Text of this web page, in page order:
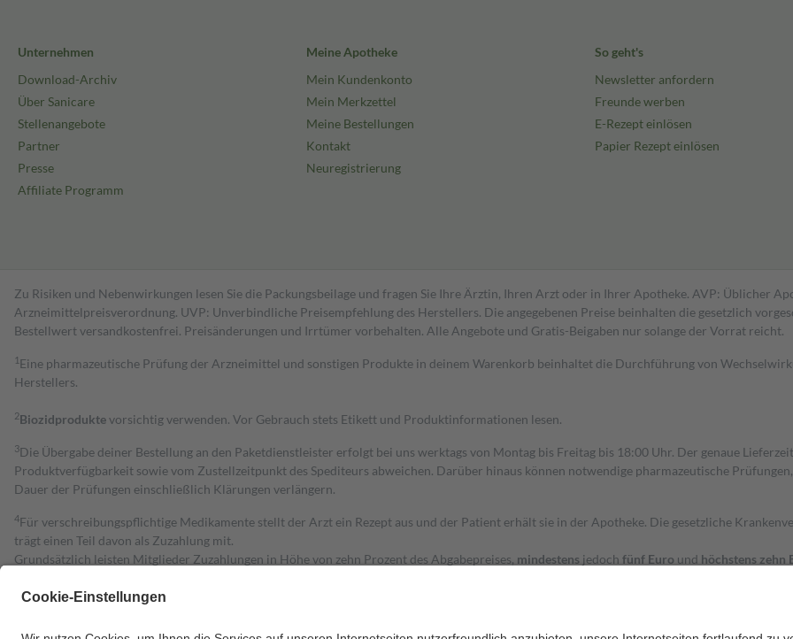
Unternehmen
Download-Archiv
Über Sanicare
Stellenangebote
Partner
Presse
Affiliate Programm
Meine Apotheke
Mein Kundenkonto
Mein Merkzettel
Meine Bestellungen
Kontakt
Neuregistrierung
So geht's
Newsletter anfordern
Freunde werben
E-Rezept einlösen
Papier Rezept einlösen
Zu Risiken und Nebenwirkungen lesen Sie die Packungsbeilage und fragen Sie Ihre Ärztin, Ihren Arzt oder in Ihrer Apotheke. AVP: Üblicher
Arzneimittelpreisverordnung. UVP: Unverbindliche Preisempfehlung des Herstellers. Die angegebenen Preise beinhalten die gesetzlich
Bestell­wert versand­kosten­frei. Preisänderungen und Irrtümer vorbehalten. Alle Angebote und Gratis-Beigaben nur solange der Vorrat reicht.
1 Eine pharmazeutische Prüfung der Arzneimittel und sonstigen Produkte in deinem Warenkorb beinhaltet die Durchführung von
Herstellers.
2Biozidproduktevorsichtig verwenden. Vor Gebrauch stets Etikett und Produktinformationen lesen.
3Die Übergabe deiner Bestellung an den Paketdienstleister erfolgt bei uns werktags von Montag bis Freitag bis 18:00 Uhr. Der genaue
Produktverfügbarkeit sowie vom Zustellzeitpunkt des Spediteurs abweichen. Darüber hinaus können notwendige pharmazeutische
Dauer der Prüfungen einschließlich Klärungen verlängern.
4Für verschreibungspflichtige Medikamente stellt der Arzt ein Rezept aus und der Patient erhält sie in der Apotheke. Die gesetzliche
trägt einen Teil davon als Zuzahlung mit.
Grundsätzlich leisten Mitglieder Zuzahlungen in Höhe von zehn Prozent des Abgabepreises, mindestens jedoch fünf Euro und höchstens zehn
Diese Regeln gelten grundsätzlich auch für Online-Apotheken.
Um das Engagement der Versicherten für ihre eigene Gesundheit zu stärken und die besondere Stellung der Familie zu unterstützen, fallen